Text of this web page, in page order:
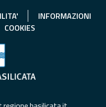
INFORMAZIONI
COOKIES